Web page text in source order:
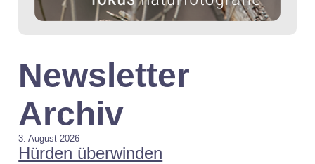
Newsletter
Archiv
3. August 2026
Hürden überwinden